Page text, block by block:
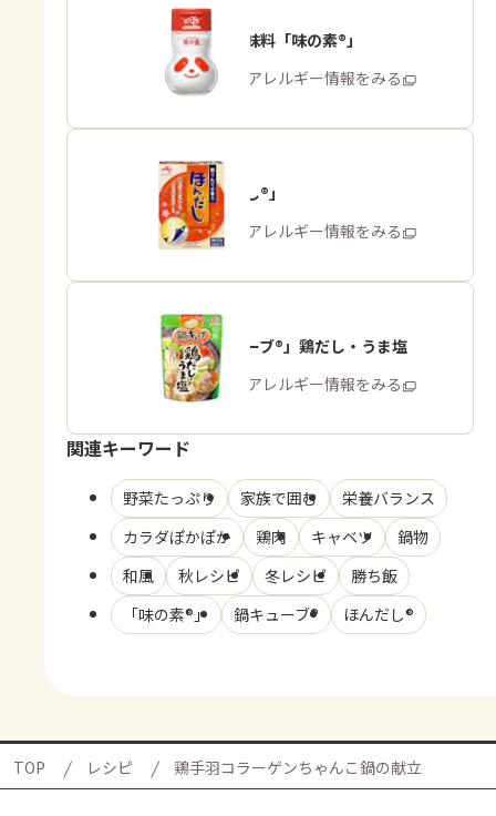
うま味調味料「味の素®」
商品・アレルギー情報をみる
「ほんだし®」
商品・アレルギー情報をみる
「鍋キューブ®」鶏だし・うま塩
商品・アレルギー情報をみる
関連キーワード
野菜たっぷり 家族で囲む
栄養バランス
カラダぽかぽか
鶏肉 キャベツ
鍋物
和風
秋レシピ 冬レシピ
勝ち飯
「味の素®」
鍋キューブ® ほんだし®
TOP レシピ 鶏手羽コラーゲンちゃんこ鍋の献立